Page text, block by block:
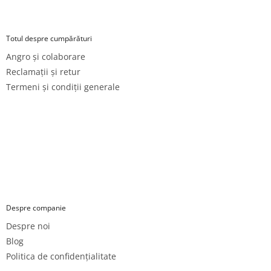
Totul despre cumpărături
Angro și colaborare
Reclamații și retur
Termeni și condiții generale
Despre companie
Despre noi
Blog
Politica de confidențialitate